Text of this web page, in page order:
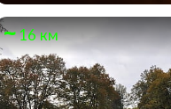
16 км